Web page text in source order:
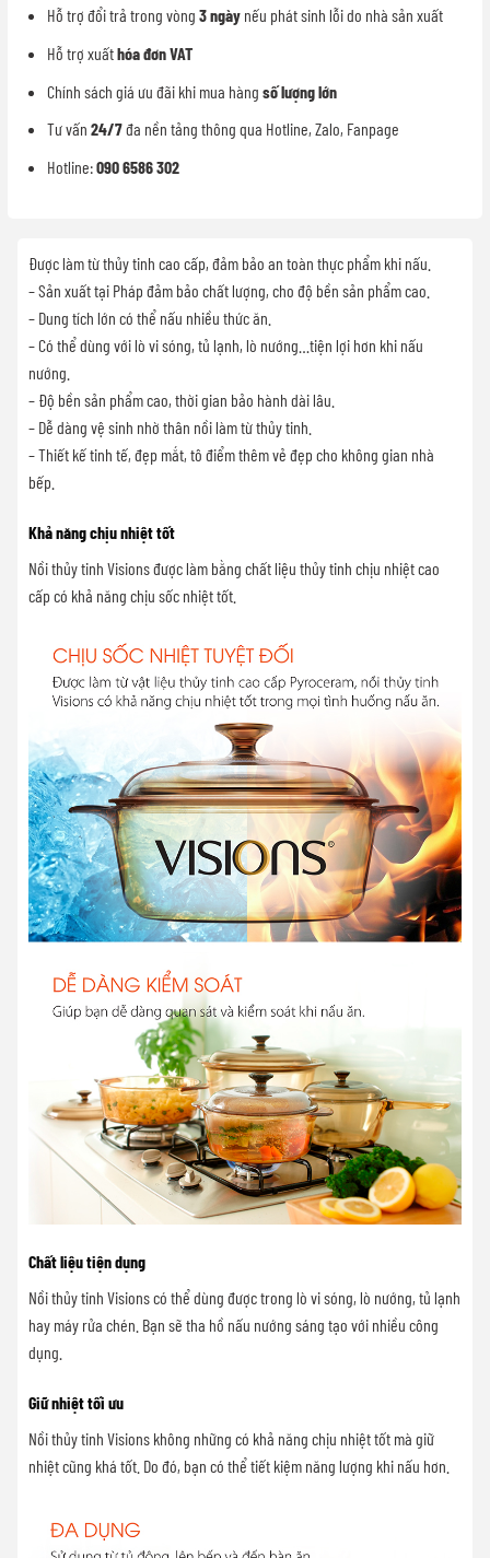
Hỗ trợ đổi trả trong vòng 3 ngày nếu phát sinh lỗi do nhà sản xuất
Hỗ trợ xuấthóa đơn VAT
Chính sách giá ưu đãi khi mua hàng số lượng lớn
Tư vấn 24/7đa nền tảng thông qua Hotline, Zalo, Fanpage
Hotline:090 6586 302
Được làm từ thủy tinh cao cấp, đảm bảo an toàn thực phẩm khi nấu.
– Sản xuất tại Pháp đảm bảo chất lượng, cho độ bền sản phẩm cao.
– Dung tích lớn có thể nấu nhiều thức ăn.
– Có thể dùng với lò vi sóng, tủ lạnh, lò nướng…tiện lợi hơn khi nấu
nướng.
– Độ bền sản phẩm cao, thời gian bảo hành dài lâu.
– Dễ dàng vệ sinh nhờ thân nồi làm từ thủy tinh.
– Thiết kế tinh tế, đẹp mắt, tô điểm thêm vẻ đẹp cho không gian nhà
bếp.
Khả năng chịu nhiệt tốt
Nồi thủy tinh Visions được làm bằng chất liệu thủy tinh chịu nhiệt cao
cấp có khả năng chịu sốc nhiệt tốt.
Chất liệu tiện dụng
Nồi thủy tinh Visions có thể dùng được trong lò vi sóng, lò nướng, tủ lạnh
hay máy rửa chén. Bạn sẽ tha hồ nấu nướng sáng tạo với nhiều công
dụng.
Giữ nhiệt tối ưu
Nồi thủy tinh Visions không những có khả năng chịu nhiệt tốt mà giữ
nhiệt cũng khá tốt. Do đó, bạn có thể tiết kiệm năng lượng khi nấu hơn.